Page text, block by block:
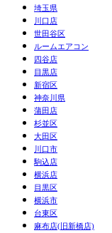
埼玉県
川口店
世田谷区
ルームエアコン
四谷店
目黒店
新宿区
神奈川県
蒲田店
杉並区
大田区
川口市
駒込店
横浜店
目黒区
横浜市
台東区
麻布店(旧新橋店)